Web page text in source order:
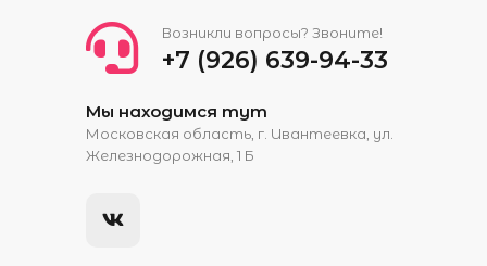
Возникли вопросы? Звоните!
+7 (926) 639-94-33
Мы находимся тут
Московская область, г. Ивантеевка, ул.
Железнодорожная, 1 Б